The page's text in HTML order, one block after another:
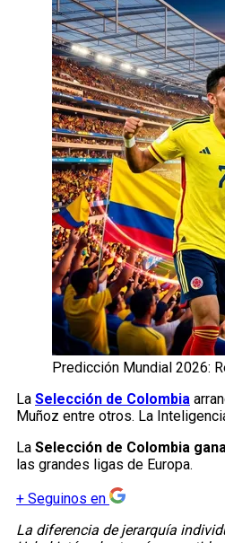
Predicción Mundial 2026:
La Selección de Colombia
Muñoz entre otros. La
La Selección de Colombia
las grandes ligas de Europa.
+ Seguinos en
La diferencia de jerarquía